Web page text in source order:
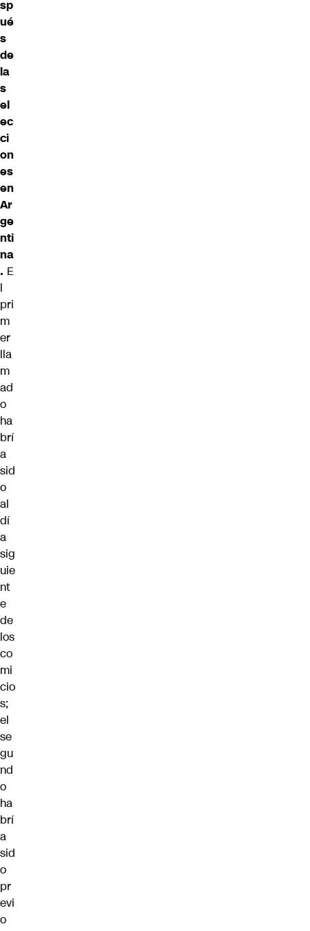
sp
ué
s
de
la
s
el
ec
ci
on
es
en
Ar
ge
nti
na
. E
l
pri
m
er
lla
m
ad
o
ha
brí
a
sid
o
al
dí
a
sig
uie
nt
e
de
los
co
mi
cio
s;
el
se
gu
nd
o
ha
brí
a
sid
o
pr
evi
o